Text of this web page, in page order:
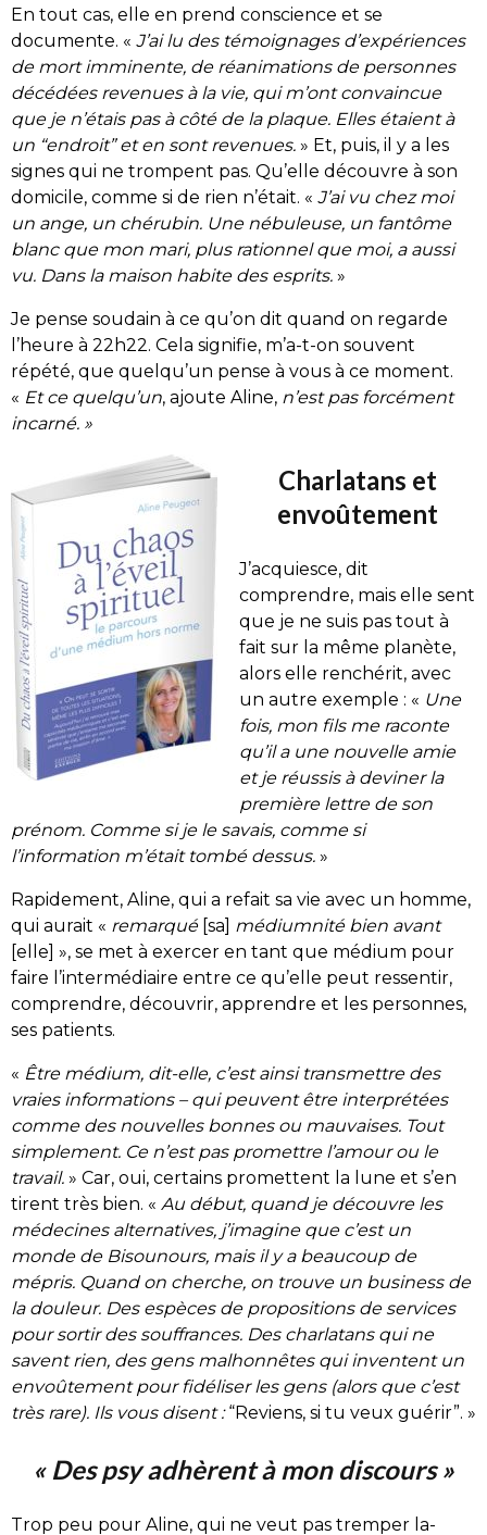
En tout cas, elle en prend conscience et se
documente. « J’ai lu des témoignages d’expériences
de mort imminente, de réanimations de personnes
décédées revenues à la vie, qui m’ont convaincue
que je n’étais pas à côté de la plaque. Elles étaient à
un “endroit” et en sont revenues. » Et, puis, il y a les
signes qui ne trompent pas. Qu’elle découvre à son
domicile, comme si de rien n’était. « J’ai vu chez moi
un ange, un chérubin. Une nébuleuse, un fantôme
blanc que mon mari, plus rationnel que moi, a aussi
vu. Dans la maison habite des esprits. »
Je pense soudain à ce qu’on dit quand on regarde
l’heure à 22h22. Cela signifie, m’a-t-on souvent
répété, que quelqu’un pense à vous à ce moment.
« Et ce quelqu’un, ajoute Aline, n’est pas forcément
incarné. »
Charlatans et
envoûtement
J’acquiesce, dit
comprendre, mais elle sent
que je ne suis pas tout à
fait sur la même planète,
alors elle renchérit, avec
un autre exemple : « Une
fois, mon fils me raconte
qu’il a une nouvelle amie
et je réussis à deviner la
première lettre de son
prénom. Comme si je le savais, comme si
l’information m’était tombé dessus. »
Rapidement, Aline, qui a refait sa vie avec un homme,
qui aurait « remarqué[sa] médiumnité bien avant
[elle] », se met à exercer en tant que médium pour
faire l’intermédiaire entre ce qu’elle peut ressentir,
comprendre, découvrir, apprendre et les personnes,
ses patients.
« Être médium, dit-elle, c’est ainsi transmettre des
vraies informations – qui peuvent être interprétées
comme des nouvelles bonnes ou mauvaises. Tout
simplement. Ce n’est pas promettre l’amour ou le
travail. » Car, oui, certains promettent la lune et s’en
tirent très bien. « Au début, quand je découvre les
médecines alternatives, j’imagine que c’est un
monde de Bisounours, mais il y a beaucoup de
mépris. Quand on cherche, on trouve un business de
la douleur. Des espèces de propositions de services
pour sortir des souffrances. Des charlatans qui ne
savent rien, des gens malhonnêtes qui inventent un
envoûtement pour fidéliser les gens (alors que c’est
très rare). Ils vous disent :“Reviens, si tu veux guérir”. »
« Des psy adhèrent à mon discours »
Trop peu pour Aline, qui ne veut pas tremper la-